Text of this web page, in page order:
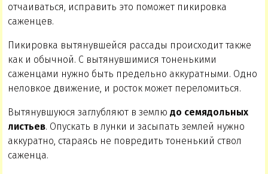
отчаиваться, исправить это поможет пикировка
саженцев.
Пикировка вытянувшейся рассады происходит также
как и обычной. С вытянувшимися тоненькими
саженцами нужно быть предельно аккуратными. Одно
неловкое движение, и росток может переломиться.
Вытянувшуюся заглубляют в землюдо семядольных
листьев. Опускать в лунки и засыпать землей нужно
аккуратно, стараясь не повредить тоненький ствол
саженца.